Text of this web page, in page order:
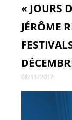
« JOURS
JÉRÔME
08/11/2017